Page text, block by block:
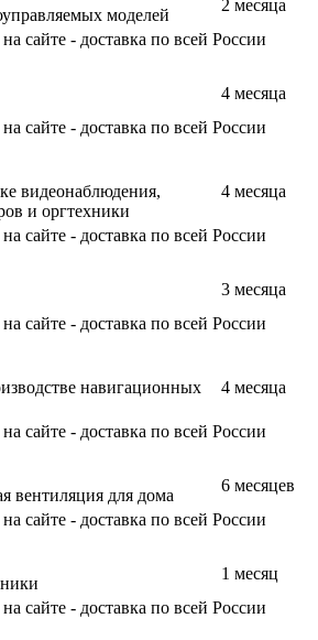
моделей
2 месяца
сайте - доставка по всей России
4 месяца
сайте - доставка по всей России
видеонаблюдения,
и оргтехники
4 месяца
сайте - доставка по всей России
3 месяца
сайте - доставка по всей России
навигационных
4 месяца
сайте - доставка по всей России
вентиляция для дома
6 месяцев
сайте - доставка по всей России
1 месяц
сайте - доставка по всей России